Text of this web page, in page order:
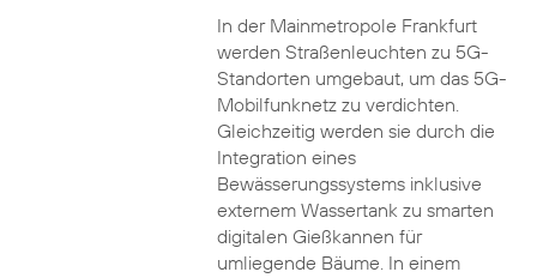
In der Mainmetropole Frankfurt
werden Straßenleuchten zu 5G-
Standorten umgebaut, um das 5G-
Mobilfunknetz zu verdichten.
Gleichzeitig werden sie durch die
Integration eines
Bewässerungssystems inklusive
externem Wassertank zu smarten
digitalen Gießkannen für
umliegende Bäume. In einem